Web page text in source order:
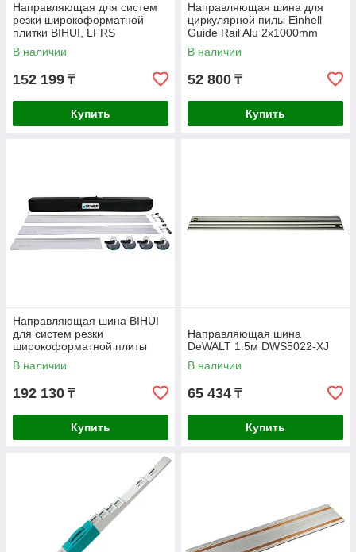
Направляющая для систем
резки широкоформатной
плитки BIHUI, LFRS
В наличии
152 199 ₸
Купить
Направляющая шина для
циркулярной пилы Einhell
Guide Rail Alu 2x1000mm
4502118
В наличии
52 800 ₸
Купить
Направляющая шина BIHUI
для систем резки
широкоформатной плиты
LFRS5
В наличии
192 130 ₸
Купить
Направляющая шина
DeWALT 1.5м DWS5022-XJ
В наличии
65 434 ₸
Купить